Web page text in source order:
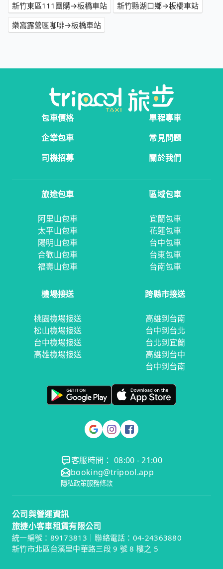
新竹東區111團購→板橋車站
新竹縣湖口鄉→板橋車站
樂窩露營區咖啡→板橋車站
包車價格
單程專車
企業包車
常見問題
司機招募
關於我們
旅途包車
阿里山包車
太平山包車
陽明山包車
合歡山包車
福壽山包車
區域包車
宜蘭包車
花蓮包車
台中包車
台東包車
台南包車
機場接送
桃園機場接送
松山機場接送
台中機場接送
高雄機場接送
跨縣市接送
高雄到台南
台中到台北
台北到宜蘭
高雄到台中
台中到台南
客服時間： 08:00 - 21:00
booking@tripool.app
隱私政策服務條款
公司與營運資訊
旅捷小客車租賃有限公司
統一編號：89173813｜聯絡電話：04-24363880
新竹市北區台溪里中華路三段 9 號 8 樓之 5